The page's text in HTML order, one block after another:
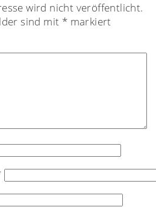
wird nicht veröffentlicht.
sind mit * markiert